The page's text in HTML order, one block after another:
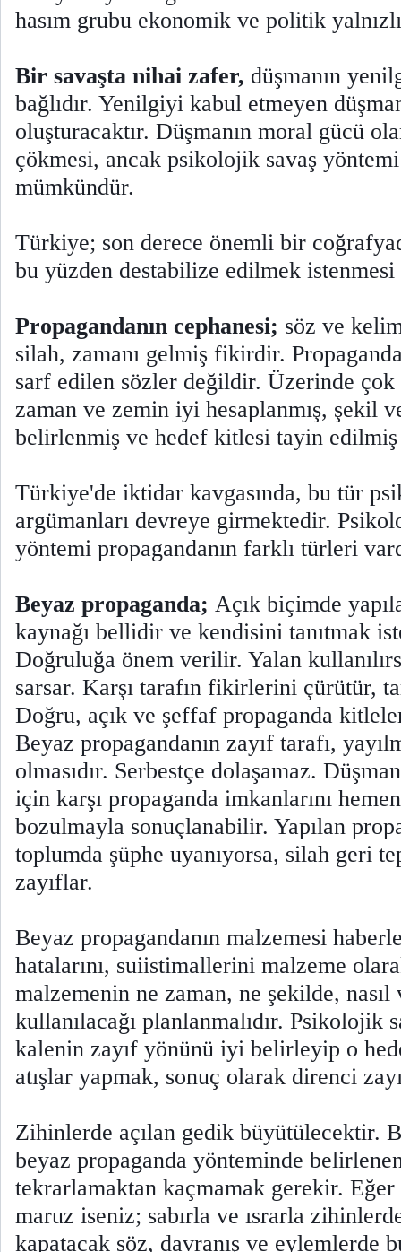
hasım grubu ekonomik ve politik
Bir savaşta nihai zafer, düşmanın
bağlıdır. Yenilgiyi kabul etmeyen
oluşturacaktır. Düşmanın moral gücü
çökmesi, ancak psikolojik savaş
mümkündür.
Türkiye; son derece önemli bir
bu yüzden destabilize edilmek
Propagandanın cephanesi; söz ve
silah, zamanı gelmiş fikirdir.
sarf edilen sözler değildir. Üzerinde çok
zaman ve zemin iyi hesaplanmış, şekil
belirlenmiş ve hedef kitlesi tayin
Türkiye'de iktidar kavgasında, bu tür
argümanları devreye girmektedir.
yöntemi propagandanın farklı türleri
Beyaz propaganda; Açık biçimde
kaynağı bellidir ve kendisini tanıtmak
Doğruluğa önem verilir. Yalan
sarsar. Karşı tarafın fikirlerini çürütür,
Doğru, açık ve şeffaf propaganda
Beyaz propagandanın zayıf tarafı,
olmasıdır. Serbestçe dolaşamaz.
için karşı propaganda imkanlarını
bozulmayla sonuçlanabilir. Yapılan
toplumda şüphe uyanıyorsa, silah geri
zayıflar.
Beyaz propagandanın malzemesi
hatalarını, suiistimallerini malzeme
malzemenin ne zaman, ne şekilde,
kullanılacağı planlanmalıdır. Psikolojik
kalenin zayıf yönünü iyi belirleyip o
atışlar yapmak, sonuç olarak direnci
Zihinlerde açılan gedik büyütülecektir.
beyaz propaganda yönteminde
tekrarlamaktan kaçmamak gerekir. Eğer
maruz iseniz; sabırla ve ısrarla
kapatacak söz, davranış ve eylemlerde